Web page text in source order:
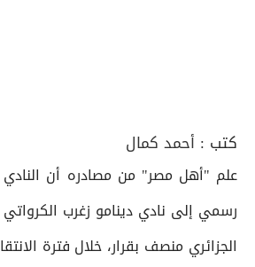
كتب : أحمد كمال
علم "أهل مصر" من مصادره أن
رسمي إلى نادي دينامو زغرب
الجزائري منصف بقرار، خلال فترة